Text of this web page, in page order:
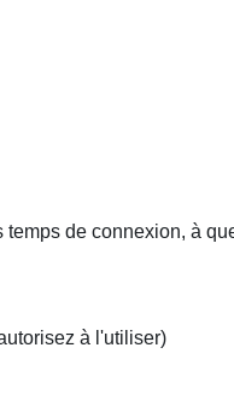
de connexion, à
à l'utiliser)